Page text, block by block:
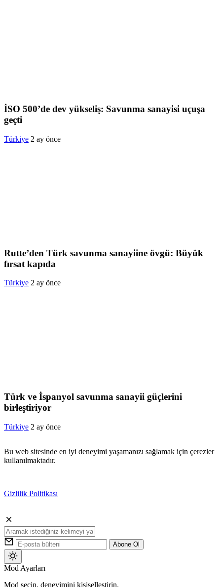
İSO 500’de dev yükseliş: Savunma sanayisi uçuşa
geçti
Türkiye 2 ay önce
Rutte’den Türk savunma sanayiine övgü: Büyük
fırsat kapıda
Türkiye 2 ay önce
Türk ve İspanyol savunma sanayii güçlerini
birleştiriyor
Türkiye 2 ay önce
Bu web sitesinde en iyi deneyimi yaşamanızı sağlamak için çerezler
kullanılmaktadır.
Gizlilik Politikası
Abone Ol
Mod
değiştir
Mod Ayarları
Mod seçin, deneyimini kişiselleştirin.